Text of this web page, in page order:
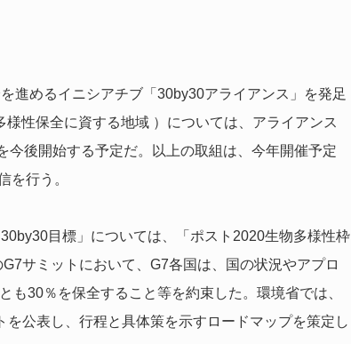
進めるイニシアチブ「30by30アライアンス」を発足
性保全に資する地域 ）については、アライアンス
後開始する予定だ。以上の取組は、今年開催予定
を行う。
目標」については、「ポスト2020生物多様性枠
サミットにおいて、G7各国は、国の状況やアプロ
30％を保全すること等を約束した。環境省では、
公表し、行程と具体策を示すロードマップを策定し